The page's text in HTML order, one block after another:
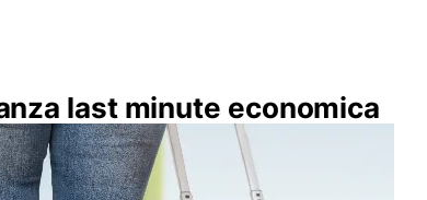
last minute economica